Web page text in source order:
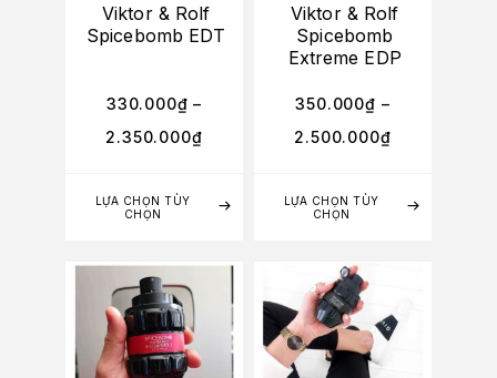
LỰA CHỌN TÙY
CHỌN
Viktor & Rolf
Spicebomb EDT
330.000₫ –
2.350.000₫
LỰA CHỌN TÙY
CHỌN
Viktor & Rolf
Spicebomb
Extreme EDP
350.000₫ –
2.500.000₫